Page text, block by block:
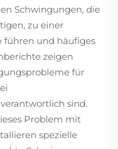
Schwingungen, die
zu einer
führen und häufiges
zeigen
für
sind.
Problem mit
spezielle